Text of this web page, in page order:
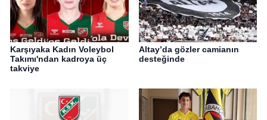
Karşıyaka Kadın Voleybol
Takımı'ndan kadroya üç
takviye
Altay’da gözler camianın
desteğinde